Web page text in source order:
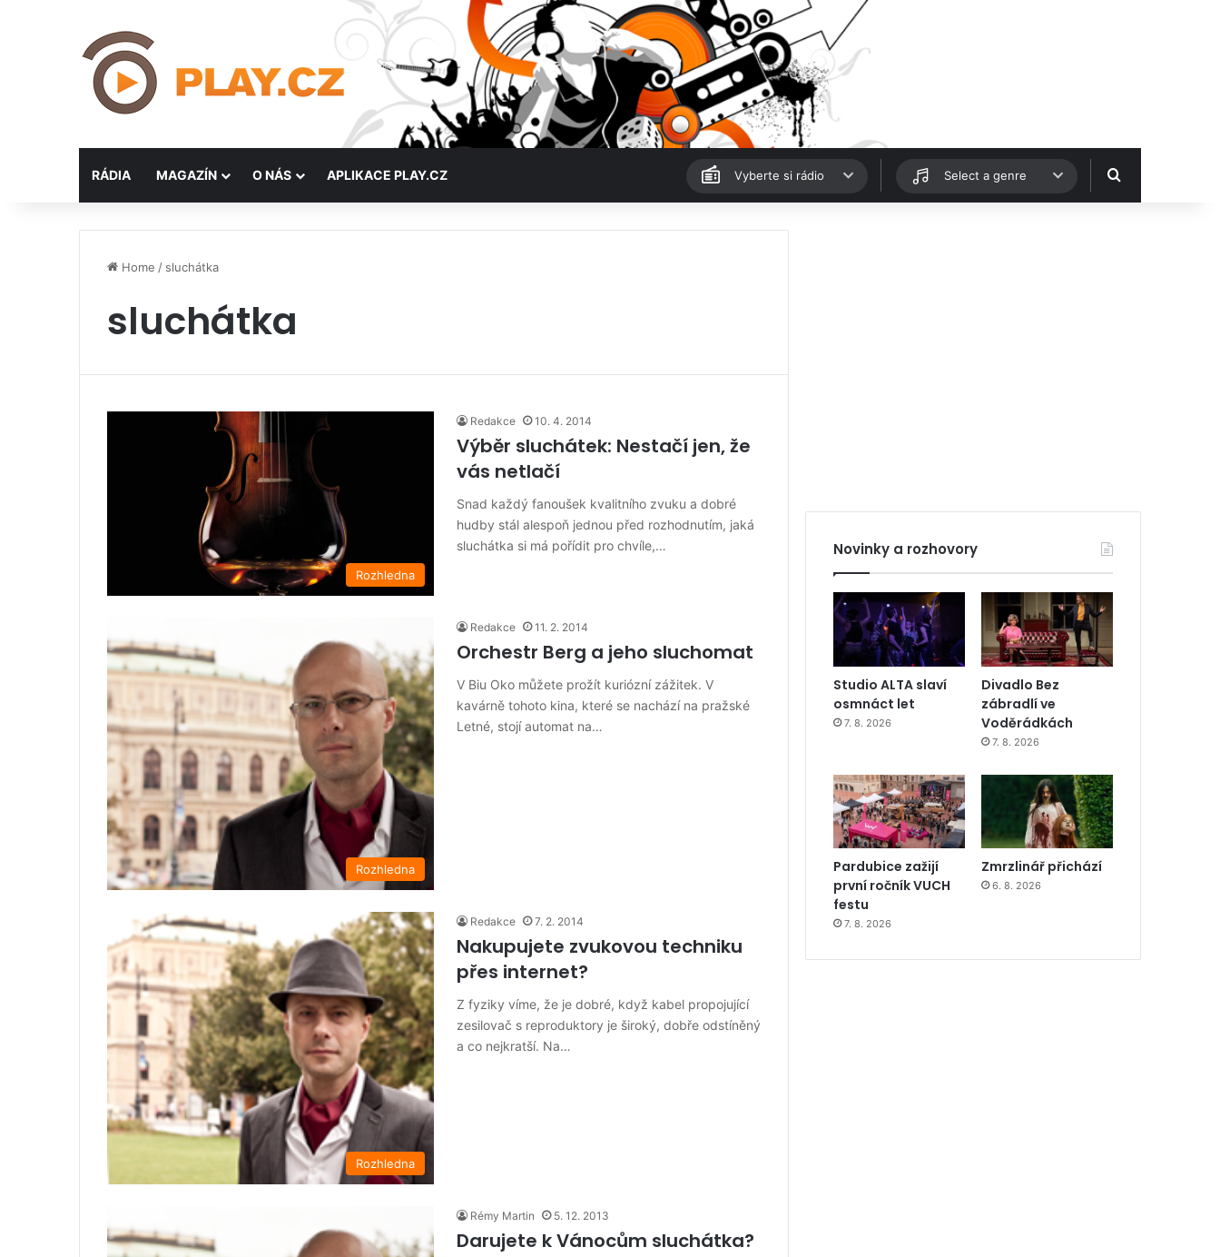
RÁDIA MAGAZÍN O NÁS APLIKACE PLAY.CZ Vyberte si rádio Select a genre Hledat
Home / sluchátka
sluchátka
Rozhledna
Redakce 10. 4. 2014
Výběr sluchátek: Nestačí jen, že
vás netlačí
Snad každý fanoušek kvalitního zvuku a dobré
hudby stál alespoň jednou před rozhodnutím, jaká
sluchátka si má pořídit pro chvíle,…
Rozhledna
Redakce 11. 2. 2014
Orchestr Berg a jeho sluchomat
V Biu Oko můžete prožít kuriózní zážitek. V
kavárně tohoto kina, které se nachází na pražské
Letné, stojí automat na…
Rozhledna
Redakce 7. 2. 2014
Nakupujete zvukovou techniku
přes internet?
Z fyziky víme, že je dobré, když kabel propojující
zesilovač s reproduktory je široký, dobře odstíněný
a co nejkratší. Na…
Rémy Martin 5. 12. 2013
Darujete k Vánocům sluchátka?
Novinky a rozhovory
Studio ALTA slaví
osmnáct let
7. 8. 2026
Divadlo Bez
zábradlí ve
Voděrádkách
7. 8. 2026
Pardubice zažijí
první ročník VUCH
festu
7. 8. 2026
Zmrzlinář přichází
6. 8. 2026